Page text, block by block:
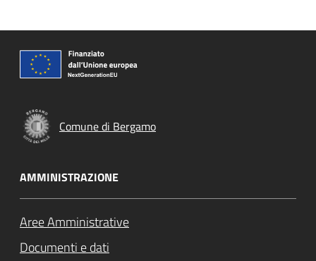
Comune di Bergamo
AMMINISTRAZIONE
Aree Amministrative
Documenti e dati